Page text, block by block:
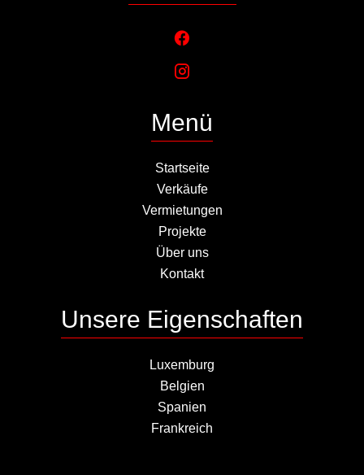
Menü
Startseite
Verkäufe
Vermietungen
Projekte
Über uns
Kontakt
Unsere Eigenschaften
Luxemburg
Belgien
Spanien
Frankreich